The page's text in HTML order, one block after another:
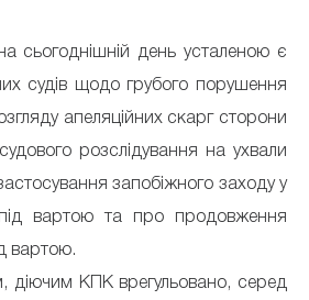
день усталеною є
судів щодо грубого порушення
апеляційних скарг сторони
розслідування на ухвали
запобіжного заходу у
вартою та про продовження
вартою.
КПК врегульовано, серед